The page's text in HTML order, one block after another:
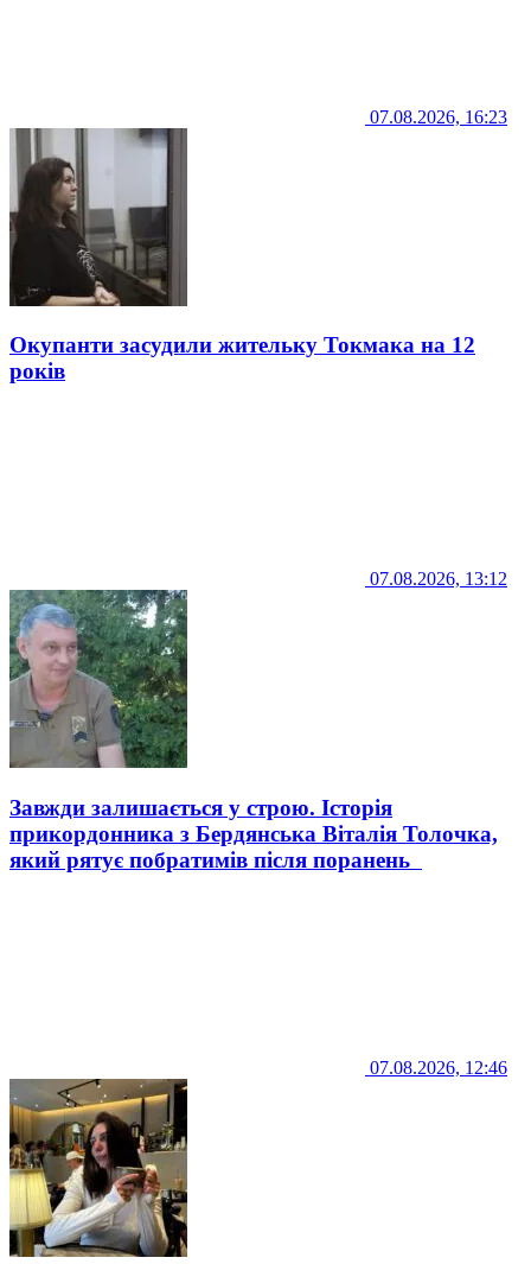
07.08.2026, 16:23
Окупанти засудили жительку Токмака на 12
років
07.08.2026, 13:12
Завжди залишається у строю. Історія
прикордонника з Бердянська Віталія Толочка,
який рятує побратимів після поранень
07.08.2026, 12:46